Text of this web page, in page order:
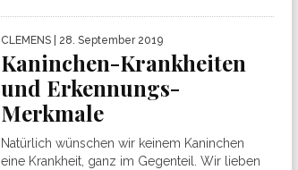
CLEMENS | 28. September 2019
Kaninchen-Krankheiten
und Erkennungs-
Merkmale
Natürlich wünschen wir keinem Kaninchen
eine Krankheit, ganz im Gegenteil. Wir lieben